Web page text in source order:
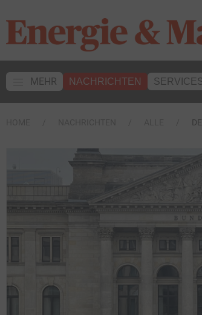
MEHR NACHRICHTEN